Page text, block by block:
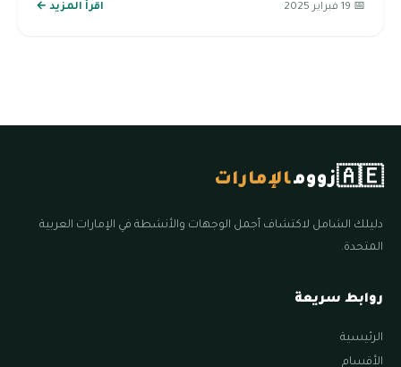
📅 19 فبراير 2025 اقرأ المزيد ←
🇦🇪زوومالإمارات
دليلك الشامل لاكتشاف أجمل الوجهات والأنشطة في الإمارات العربية
المتحدة.
روابط سريعة
الرئيسية
الأقسام